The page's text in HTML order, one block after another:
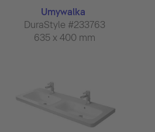
Umywalka
DuraStyle #233763
635 x 400 mm